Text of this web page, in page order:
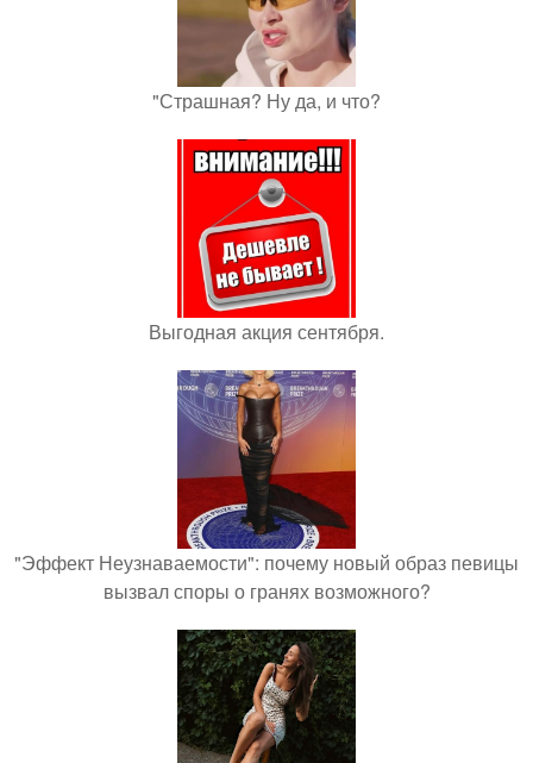
"Страшная? Ну да, и что?
Выгодная акция сентября.
"Эффект Неузнаваемости": почему новый образ певицы
вызвал споры о гранях возможного?